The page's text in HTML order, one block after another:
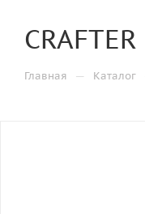
Главная — Каталог